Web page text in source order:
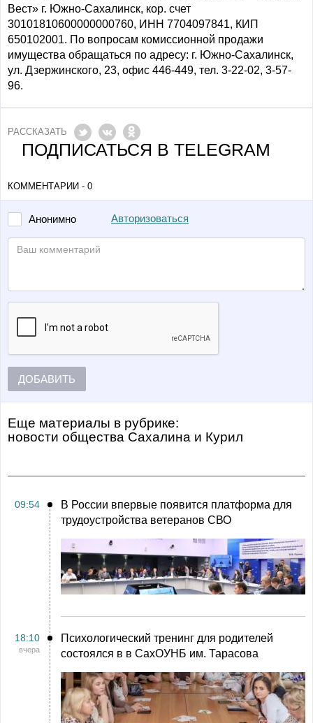
Вест» г. Южно-Сахалинск, кор. счет
30101810600000000760, ИНН 7704097841, КИП
650102001. По вопросам комиссионной продажи
имущества обращаться по адресу: г. Южно-Сахалинск,
ул. Дзержинского, 23, офис 446-449, тел. 3-22-02, 3-57-
96.
РАССКАЗАТЬ
ПОДПИСАТЬСЯ В TELEGRAM
КОММЕНТАРИИ - 0
Анонимно Авторизоваться
ДОБАВИТЬ
Еще материалы в рубрике:
Новости общества Сахалина и Курил
09:54
В России впервые появится платформа для
трудоустройства ветеранов СВО
18:10
вчера
Психологический тренинг для родителей
состоялся в в СахОУНБ им. Тарасова